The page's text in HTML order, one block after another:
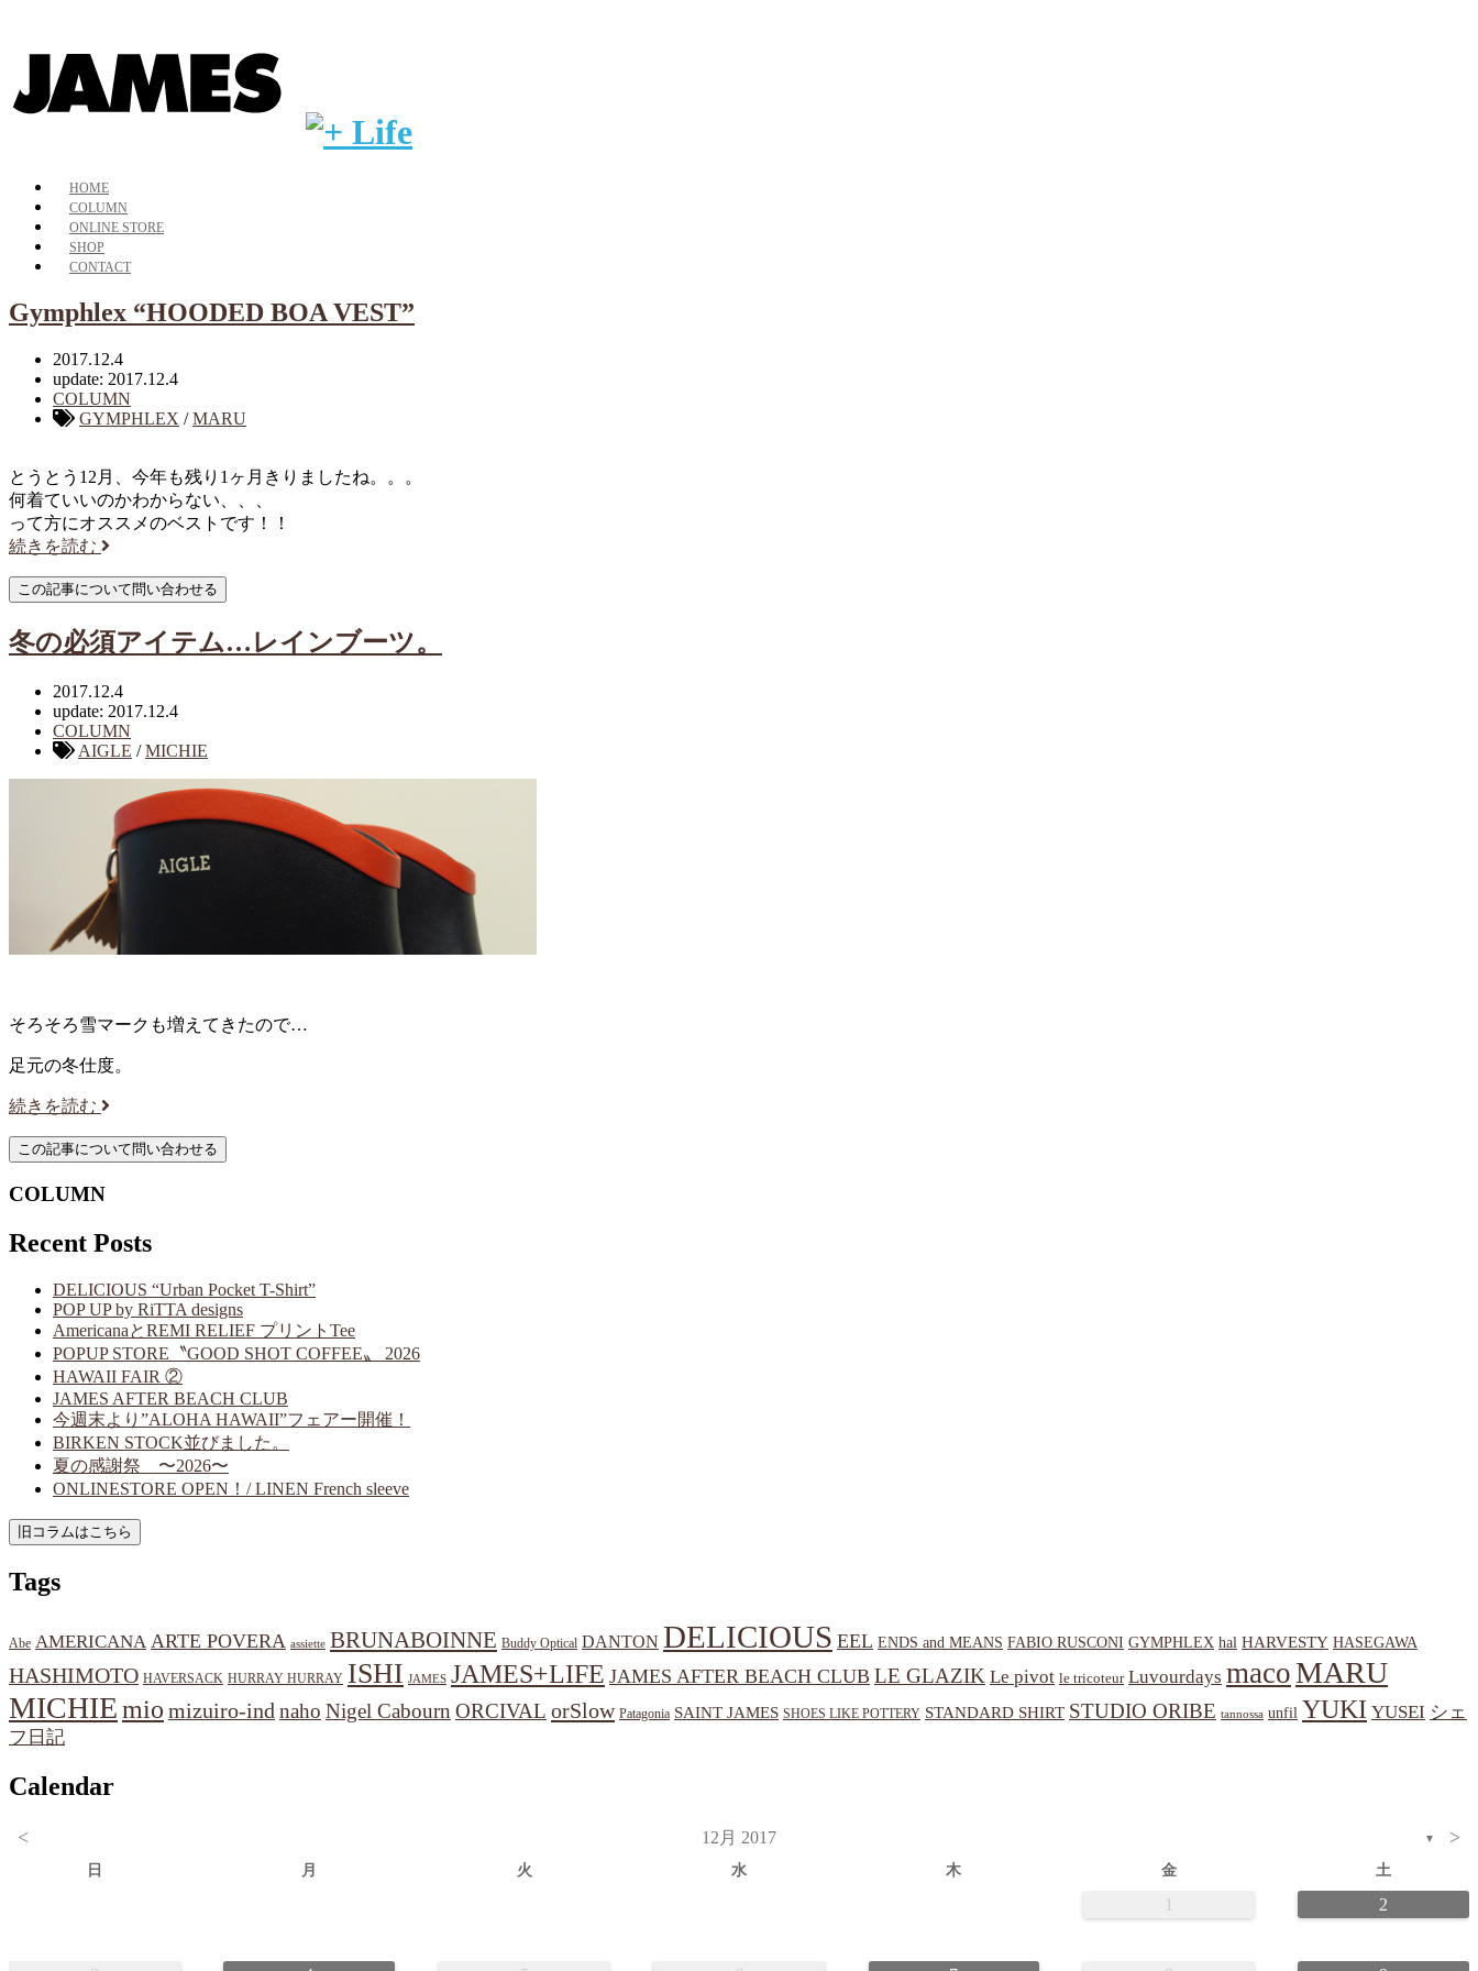
HOME
COLUMN
ONLINE STORE
SHOP
CONTACT
Gymphlex “HOODED BOA VEST”
2017.12.4
update: 2017.12.4
COLUMN
GYMPHLEX /MARU
とうとう12月、今年も残り1ヶ月きりましたね。。。
何着ていいのかわからない、、、
って方にオススメのベストです！！
続きを読む
冬の必須アイテム…レインブーツ。
2017.12.4
update: 2017.12.4
COLUMN
AIGLE /MICHIE
そろそろ雪マークも増えてきたので…
足元の冬仕度。
続きを読む
COLUMN
Recent Posts
DELICIOUS “Urban Pocket T-Shirt”
POP UP by RiTTA designs
AmericanaとREMI RELIEF プリントTee
POPUP STORE〝GOOD SHOT COFFEE〟 2026
HAWAII FAIR ②
JAMES AFTER BEACH CLUB
今週末より”ALOHA HAWAII”フェアー開催！
BIRKEN STOCK並びました。
夏の感謝祭 〜2026〜
ONLINESTORE OPEN！/ LINEN French sleeve
Tags
Abe AMERICANA ARTE POVERA assiette BRUNABOINNE Buddy Optical DANTON DELICIOUS EEL ENDS and MEANS FABIO RUSCONI GYMPHLEX hal HARVESTY HASEGAWA
HASHIMOTO HAVERSACK HURRAY HURRAY ISHI JAMES JAMES+LIFE JAMES AFTER BEACH CLUB LE GLAZIK Le pivot le tricoteur Luvourdays macoMARU
MICHIEmio mizuiro-ind naho Nigel Cabourn ORCIVAL orSlow Patagonia SAINT JAMES SHOES LIKE POTTERY STANDARD SHIRT STUDIO ORIBE tannossa unfil YUKI YUSEI シェ
フ日記
Calendar
< 12月 2017 ▼ >
日 月 火 水 木 金 土
1 2